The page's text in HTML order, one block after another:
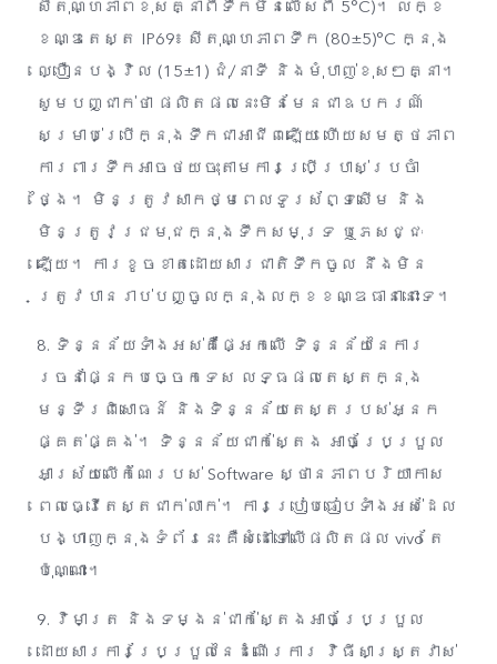
សីតុណ្ហភាពខុសគ្នាពីទឹកមិនលើសពី 5°C)។ លក្ខ
ខណ្ឌតេស្ត IP69៖ សីតុណ្ហភាពទឹក (80±5)°C ក្នុង
ល្បឿនបង្វិល (15±1) ជុំ/នាទី និងមុំបាញ់ខុសៗគ្នា។
សូមបញ្ជាក់ថា ផលិតផលនេះមិនមែនជាឧបករណ៍
សម្រាប់ប្រើក្នុងទឹកជាអាជីពឡើយ ហើយសមត្ថភាព
ការពារទឹកអាចថយចុះតាមការប្រើប្រាស់ប្រចាំ
ថ្ងៃ។ មិនត្រូវសាកថ្មពេលទូរស័ព្ទសើម និង
មិនត្រូវជ្រមុជក្នុងទឹកសមុទ្រ ឬភេសជ្ជៈ
ឡើយ។ ការខូចខាតដោយសារជាតិទឹកចូល នឹងមិន
ត្រូវបានរាប់បញ្ចូលក្នុងលក្ខខណ្ឌធានានោះទេ។
8. ទិន្នន័យទាំងអស់គឺផ្អែកលើ ទិន្នន័យនៃការ
រចនាផ្នែកបច្ចេកទេស លទ្ធផលតេស្តក្នុង
មន្ទីរពិសោធន៍ និងទិន្នន័យតេស្តរបស់អ្នក
ផ្គត់ផ្គង់។​ ទិន្នន័យជាក់ស្តែង អាចប្រែប្រួល
អាស្រ័យលើកំណែរបស់ Software ស្ថានភាពបរិយាកាស
ពេលធ្វើតេស្តជាក់លាក់។ ការប្រៀបធៀបទាំងអស់ដែល
បង្ហាញក្នុងទំព័រនេះ គឺសំដៅទៅលើផលិតផល vivo តែ
ប៉ុណ្ណោះ។
9. វិមាត្រ និងទម្ងន់ជាក់ស្តែងអាចប្រែប្រួល
ដោយសារការប្រែប្រួលនៃដំណើរការ វិធីសាស្ត្រវាស់